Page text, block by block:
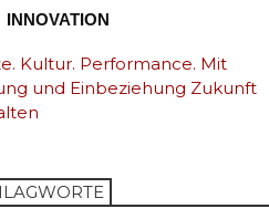
INNOVATION
Kultur. Performance. Mit
und Einbeziehung Zukunft